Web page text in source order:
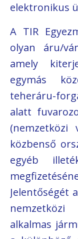
elektronikus
A TIR
olyan áru/
amely
egymás
teheráru-
alatt
(nemzetközi
közbenső
egyéb
Jelentőségét
alkalmas